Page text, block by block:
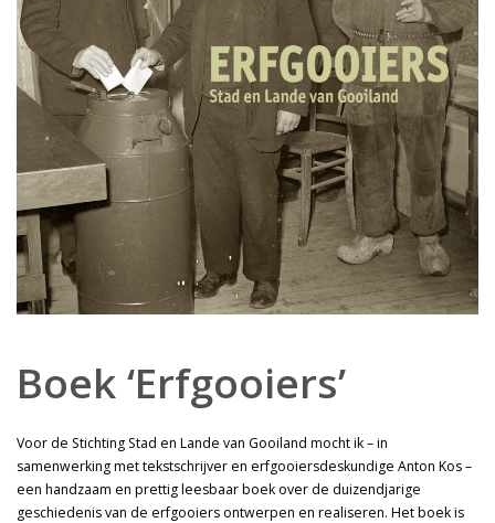
Boek ‘Erfgooiers’
Voor de Stichting Stad en Lande van Gooiland mocht ik – in
samenwerking met tekstschrijver en erfgooiersdeskundige Anton Kos –
een handzaam en prettig leesbaar boek over de duizendjarige
geschiedenis van de erfgooiers ontwerpen en realiseren. Het boek is